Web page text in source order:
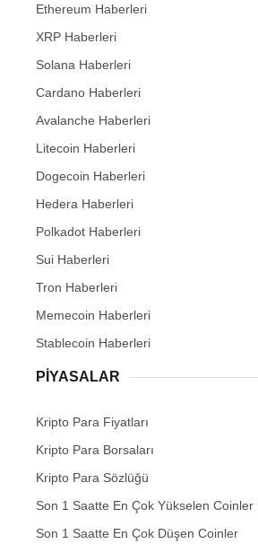
Ethereum Haberleri
XRP Haberleri
Solana Haberleri
Cardano Haberleri
Avalanche Haberleri
Litecoin Haberleri
Dogecoin Haberleri
Hedera Haberleri
Polkadot Haberleri
Sui Haberleri
Tron Haberleri
Memecoin Haberleri
Stablecoin Haberleri
PIYASALAR
Kripto Para Fiyatları
Kripto Para Borsaları
Kripto Para Sözlüğü
Son 1 Saatte En Çok Yükselen Coinler
Son 1 Saatte En Çok Düşen Coinler